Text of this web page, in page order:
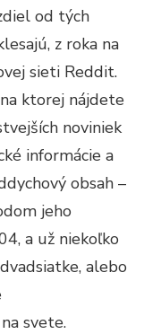
od tých
z roka na
sieti Reddit.
ktorej nájdete
noviniek
informácie a
obsah –
jeho
a už niekoľko
alebo
svete.